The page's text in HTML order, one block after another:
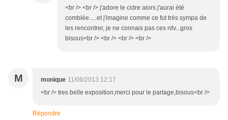
<br /> <br /> j'adore le cidre alors j'aurai été
comblée.....et j'imagine comme ce fut très sympa de
les rencontrer, je ne connais pas ces rdv...gros
bisous<br /> <br /> <br /> <br />
M monique 11/06/2013 12:17
<br /> tres belle exposition,merci pour le partage,bisous<br />
Répondre